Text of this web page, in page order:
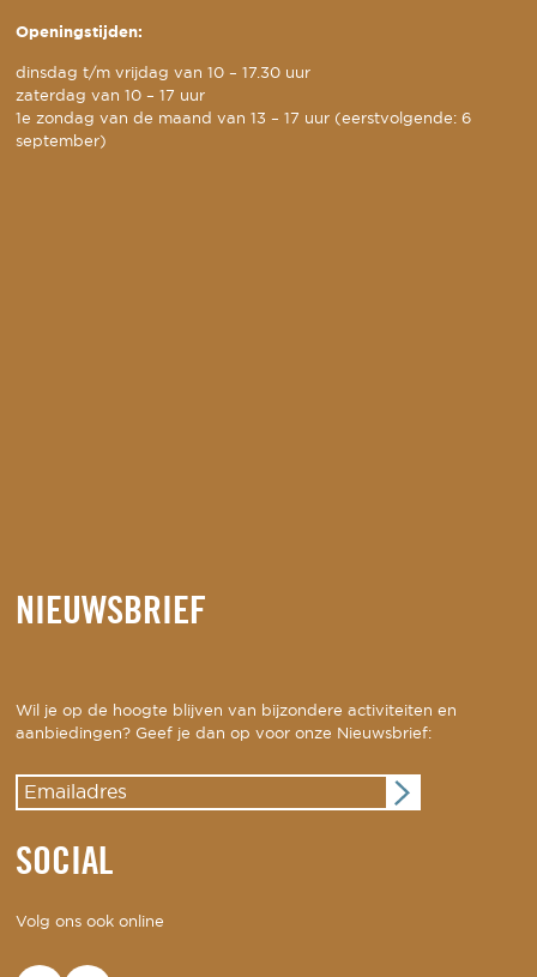
Openingstijden:
dinsdag t/m vrijdag van 10 – 17.30 uur
zaterdag van 10 – 17 uur
1e zondag van de maand van 13 – 17 uur (eerstvolgende: 6
september)
NIEUWSBRIEF
Wil je op de hoogte blijven van bijzondere activiteiten en
aanbiedingen? Geef je dan op voor onze Nieuwsbrief:
SOCIAL
Volg ons ook online